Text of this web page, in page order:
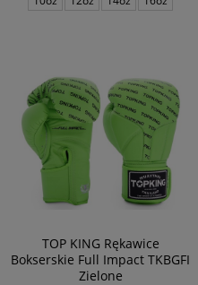
TOP KING Rękawice
Bokserskie Full Impact TKBGFI
Zielone